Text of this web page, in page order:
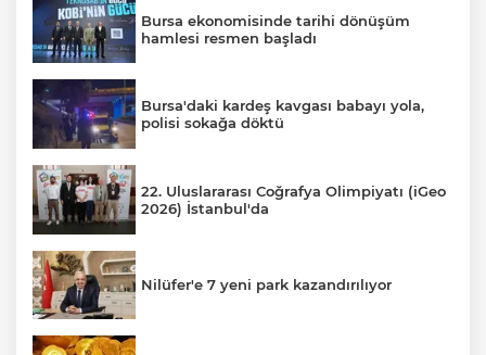
Bursa ekonomisinde tarihi dönüşüm
hamlesi resmen başladı
Bursa'daki kardeş kavgası babayı yola,
polisi sokağa döktü
22. Uluslararası Coğrafya Olimpiyatı (iGeo
2026) İstanbul'da
Nilüfer'e 7 yeni park kazandırılıyor